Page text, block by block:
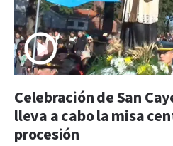
Celebración de San
lleva a cabo la misa
procesión